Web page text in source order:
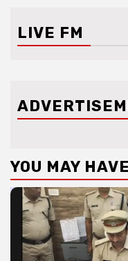
LIVE FM
YOU MAY